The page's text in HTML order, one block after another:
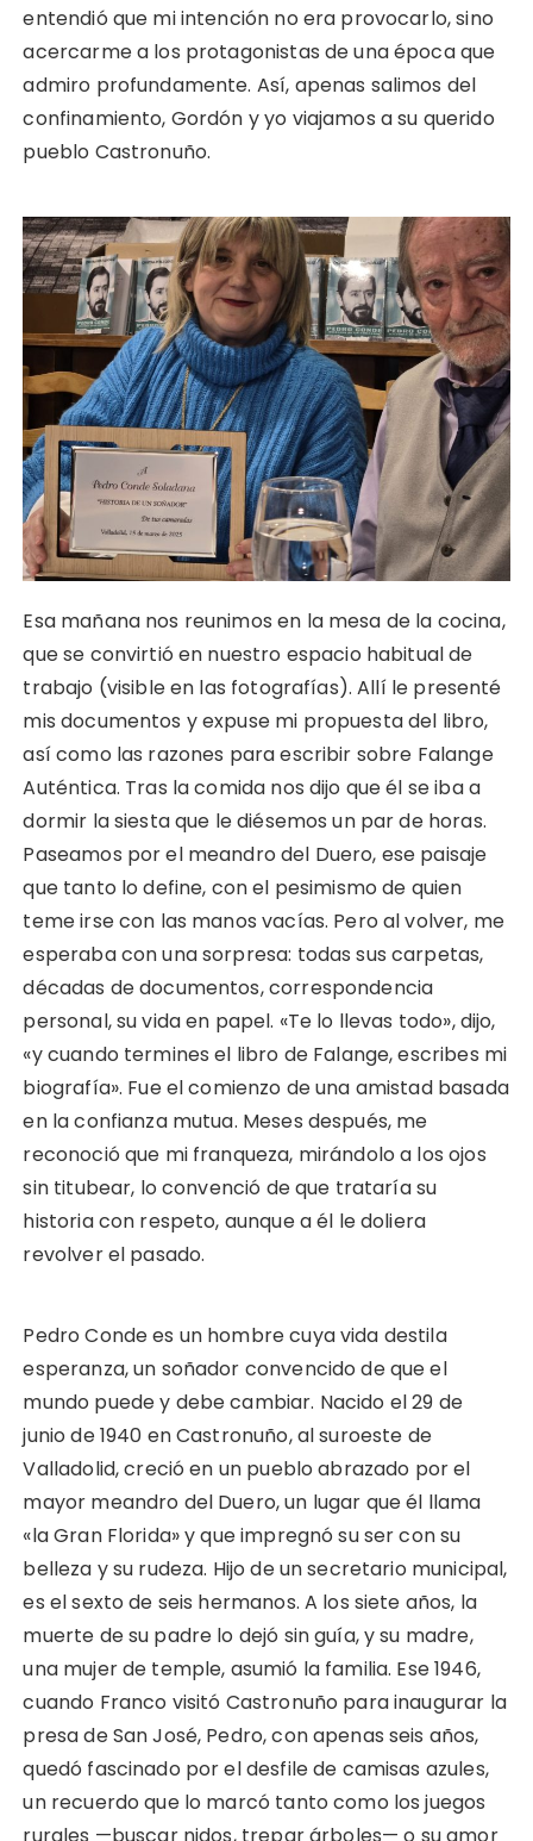
entendió que mi intención no era provocarlo, sino
acercarme a los protagonistas de una época que
admiro profundamente. Así, apenas salimos del
confinamiento, Gordón y yo viajamos a su querido
pueblo Castronuño.
Esa mañana nos reunimos en la mesa de la cocina,
que se convirtió en nuestro espacio habitual de
trabajo (visible en las fotografías). Allí le presenté
mis documentos y expuse mi propuesta del libro,
así como las razones para escribir sobre Falange
Auténtica. Tras la comida nos dijo que él se iba a
dormir la siesta que le diésemos un par de horas.
Paseamos por el meandro del Duero, ese paisaje
que tanto lo define, con el pesimismo de quien
teme irse con las manos vacías. Pero al volver, me
esperaba con una sorpresa: todas sus carpetas,
décadas de documentos, correspondencia
personal, su vida en papel. «Te lo llevas todo», dijo,
«y cuando termines el libro de Falange, escribes mi
biografía». Fue el comienzo de una amistad basada
en la confianza mutua. Meses después, me
reconoció que mi franqueza, mirándolo a los ojos
sin titubear, lo convenció de que trataría su
historia con respeto, aunque a él le doliera
revolver el pasado.
Pedro Conde es un hombre cuya vida destila
esperanza, un soñador convencido de que el
mundo puede y debe cambiar. Nacido el 29 de
junio de 1940 en Castronuño, al suroeste de
Valladolid, creció en un pueblo abrazado por el
mayor meandro del Duero, un lugar que él llama
«la Gran Florida» y que impregnó su ser con su
belleza y su rudeza. Hijo de un secretario municipal,
es el sexto de seis hermanos. A los siete años, la
muerte de su padre lo dejó sin guía, y su madre,
una mujer de temple, asumió la familia. Ese 1946,
cuando Franco visitó Castronuño para inaugurar la
presa de San José, Pedro, con apenas seis años,
quedó fascinado por el desfile de camisas azules,
un recuerdo que lo marcó tanto como los juegos